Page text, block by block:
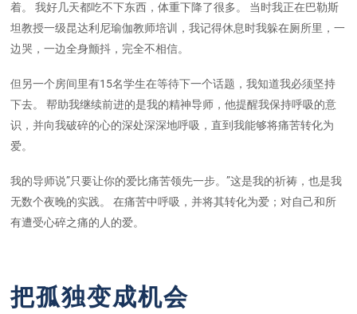
着。 我好几天都吃不下东西，体重下降了很多。 当时我正在巴勒斯
坦教授一级昆达利尼瑜伽教师培训，我记得休息时我躲在厕所里，一
边哭，一边全身颤抖，完全不相信。
但另一个房间里有15名学生在等待下一个话题，我知道我必须坚持
下去。 帮助我继续前进的是我的精神导师，他提醒我保持呼吸的意
识，并向我破碎的心的深处深深地呼吸，直到我能够将痛苦转化为
爱。
我的导师说”只要让你的爱比痛苦领先一步。”这是我的祈祷，也是我
无数个夜晚的实践。 在痛苦中呼吸，并将其转化为爱；对自己和所
有遭受心碎之痛的人的爱。
把孤独变成机会